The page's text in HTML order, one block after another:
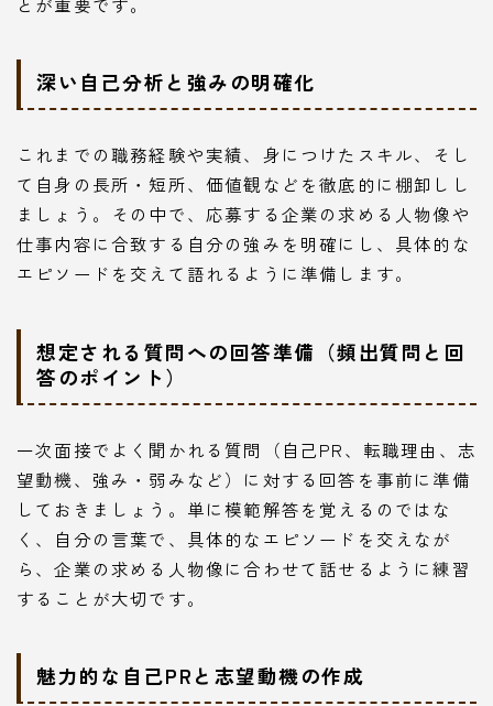
深い自己分析と強みの明確化
これまでの職務経験や実績、身につけたスキル、そし
て自身の長所・短所、価値観などを徹底的に棚卸しし
ましょう。その中で、応募する企業の求める人物像や
仕事内容に合致する自分の強みを明確にし、具体的な
エピソードを交えて語れるように準備します。
想定される質問への回答準備（頻出質問と回
答のポイント）
一次面接でよく聞かれる質問（自己PR、転職理由、志
望動機、強み・弱みなど）に対する回答を事前に準備
しておきましょう。単に模範解答を覚えるのではな
く、自分の言葉で、具体的なエピソードを交えなが
ら、企業の求める人物像に合わせて話せるように練習
することが大切です。
魅力的な自己PRと志望動機の作成